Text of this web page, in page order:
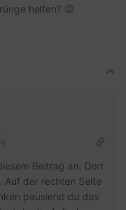
helfen? 😉
Beitrag an. Dort
Auf der rechten Seite
pausierst du das